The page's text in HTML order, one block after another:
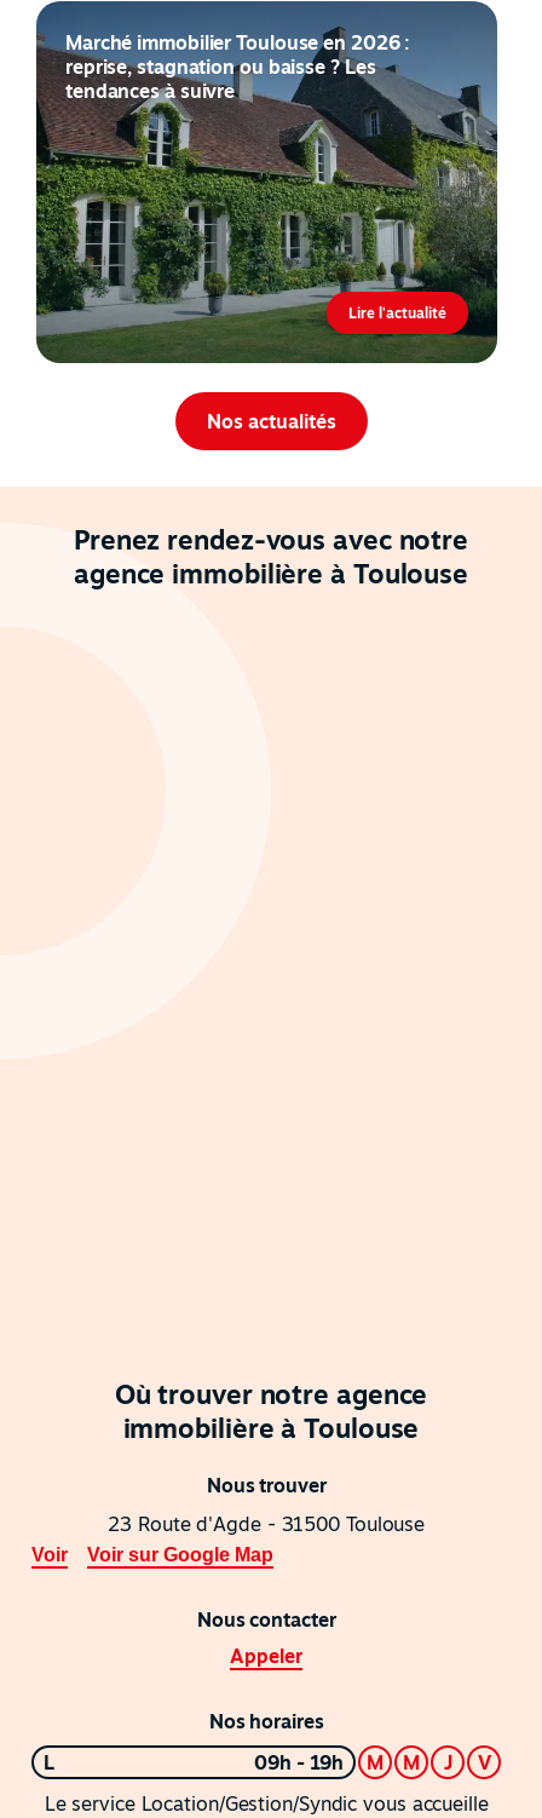
Nos actualités
Marché immobilier Toulouse en 2026 :
reprise, stagnation ou baisse ? Les
tendances à suivre
Lire l'actualité
Prenez rendez-vous avec notre
agence immobilière à Toulouse
Où trouver notre agence
immobilière à Toulouse
Nous trouver
23 Route d'Agde - 31500 Toulouse
Voir Voir sur Google Map
Nous contacter
Appeler
Nos horaires
L
09h - 19h M M J
V
Le service Location/Gestion/Syndic vous accueille